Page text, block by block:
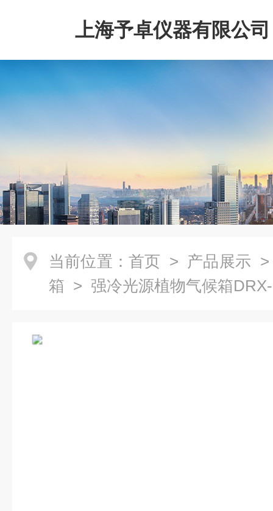
上海予卓仪器有限公司
当前位置： 首页 > 产品展示
箱 > 强冷光源植物气候箱